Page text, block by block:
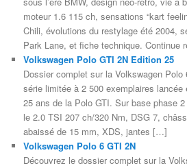
moteur 1.6 115 ch, sensations “kart
Chili, évolutions du restylage été 2004,
Park Lane, et fiche technique. Continue
Volkswagen Polo GTI 2N Edition 25
Dossier complet sur la Volkswagen Polo
série limitée à 2 500 exemplaires lancée
25 ans de la Polo GTI. Sur base phase
le 2.0 TSI 207 ch/320 Nm, DSG 7,
abaissé de 15 mm, XDS, jantes […]
Volkswagen Polo 6 GTI 2N
Découvrez le dossier complet sur la